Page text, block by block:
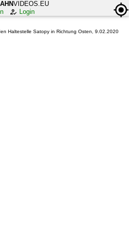
VIDEOS.EU
Login
Haltestelle Satopy in Richtung Osten, 9.02.2020